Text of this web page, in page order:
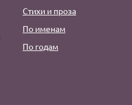
Стихи и проза
По именам
По годам